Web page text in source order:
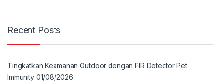
Recent Posts
Tingkatkan Keamanan Outdoor dengan PIR Detector Pet
Immunity 01/08/2026